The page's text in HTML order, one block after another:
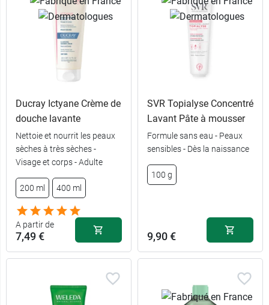
1 L
2,69 €
Ducray Ictyane Crème de
douche lavante
Nettoie et nourrit les peaux
sèches à très sèches -
Visage et corps - Adulte
200 ml 400 ml
A partir de
7,49 €
SVR Topialyse Concentré
Lavant Pâte à mousser
Formule sans eau - Peaux
sensibles - Dès la naissance
100 g
9,90 €